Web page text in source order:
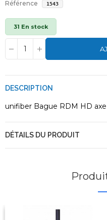
Référence 1543
31 En stock
DESCRIPTION
unifiber Bague RDM HD
DÉTAILS DU PRODUIT